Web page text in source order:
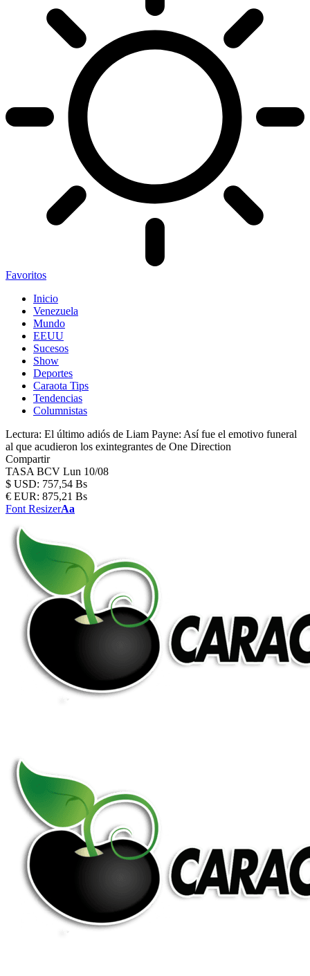
Favoritos
Inicio
Venezuela
Mundo
EEUU
Sucesos
Show
Deportes
Caraota Tips
Tendencias
Columnistas
Lectura: El último adiós de Liam Payne: Así fue el emotivo funeral
al que acudieron los exintegrantes de One Direction
Compartir
TASA BCV Lun 10/08
$ USD: 757,54 Bs
€ EUR: 875,21 Bs
Font ResizerAa